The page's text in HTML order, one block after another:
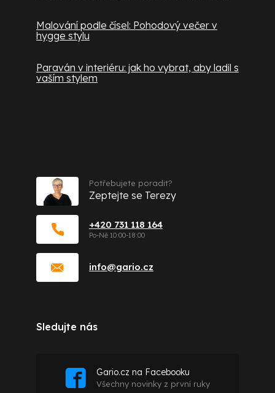
Malování podle čísel: Pohodový večer v
hygge stylu
Paraván v interiéru: jak ho vybrat, aby ladil s
vaším stylem
info@gario.cz
+420 731 118 164
Potřebujete poradit?
Zeptejte se Terezy
Sledujte nás
Gario.cz na Facebooku
Všechny novinky z první ruky